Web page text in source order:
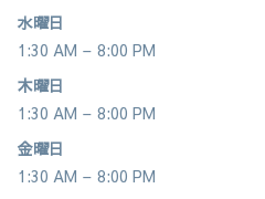
水曜日
1:30 AM – 8:00 PM
木曜日
1:30 AM – 8:00 PM
金曜日
1:30 AM – 8:00 PM